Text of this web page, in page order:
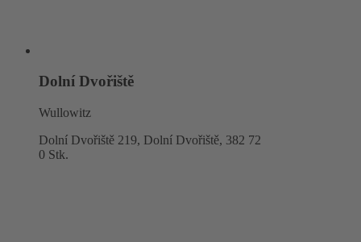
Dolní Dvořiště
Wullowitz
Dolní Dvořiště 219, Dolní Dvořiště, 382 72
0 Stk.